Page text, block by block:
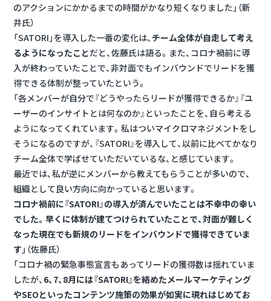
のアクションにかかるまでの時間がかなり短くなりました」（新
井氏）
「SATORI」を導入した一番の変化は、 チーム全体が自走して考え
るようになったことだと、佐藤氏は語る。また、コロナ禍前に導
入が終わっていたことで、非対面でもインバウンドでリードを獲
得できる体制が整っていたという。
「各メンバーが自分で『どうやったらリードが獲得できるか』『ユ
ーザーのインサイトとは何なのか』といったことを、自ら考える
ようになってくれています。私はついマイクロマネジメントをし
そうになるのですが、『SATORI』を導入して、以前に比べてかなり
チーム全体で学ばせていただいているな、と感じています。
最近では、私が逆にメンバーから教えてもらうことが多いので、
組織として良い方向に向かっていると思います。
コロナ禍前に『SATORI』の導入が済んでいたことは不幸中の幸い
でした。早くに体制が建てつけられていたことで、対面が難しく
なった現在でも新規のリードをインバウンドで獲得できていま
す 」（佐藤氏）
「コロナ禍の緊急事態宣言もあってリードの獲得数は揺れていま
したが、 6、7、8月には『SATORI』を絡めたメールマーケティング
やSEOといったコンテンツ施策の効果が如実に現れはじめてお